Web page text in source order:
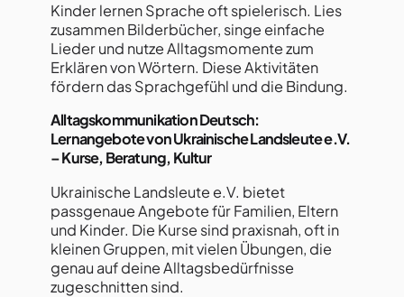
Kinder lernen Sprache oft spielerisch. Lies
zusammen Bilderbücher, singe einfache
Lieder und nutze Alltagsmomente zum
Erklären von Wörtern. Diese Aktivitäten
fördern das Sprachgefühl und die Bindung.
Alltagskommunikation Deutsch:
Lernangebote von Ukrainische Landsleute e.V.
– Kurse, Beratung, Kultur
Ukrainische Landsleute e.V. bietet
passgenaue Angebote für Familien, Eltern
und Kinder. Die Kurse sind praxisnah, oft in
kleinen Gruppen, mit vielen Übungen, die
genau auf deine Alltagsbedürfnisse
zugeschnitten sind.